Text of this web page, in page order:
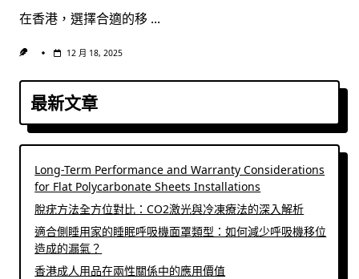
在香港，選擇合適的移 ...
12 月 18, 2025
最新文章
Long-Term Performance and Warranty Considerations
for Flat Polycarbonate Sheets Installations
脫疣方法全方位對比：CO2激光與冷凍療法的深入解析
適合側睡用家的睡眠呼吸機面罩類型：如何減少呼吸機移位
造成的漏氣？
香港成人用品在兩性關係中的應用價值